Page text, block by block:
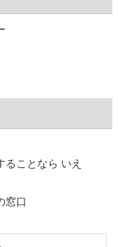
ことなら いえ
窓口